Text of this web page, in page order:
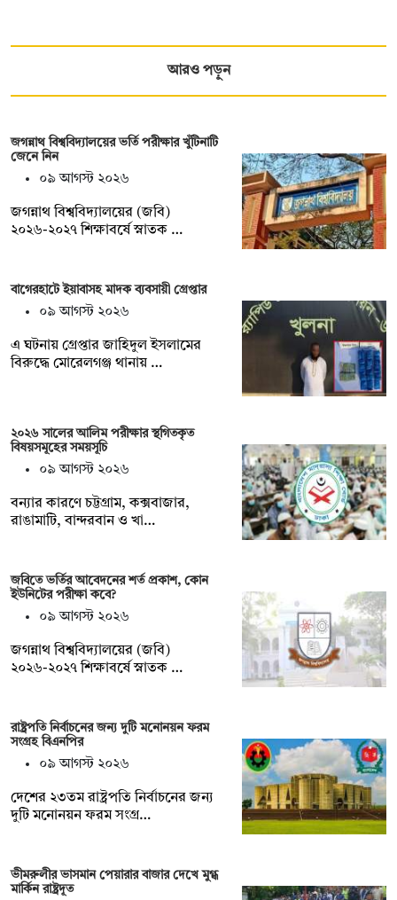
আরও পড়ুন
জগন্নাথ বিশ্ববিদ্যালয়ের ভর্তি পরীক্ষার খুঁটিনাটি
জেনে নিন
০৯ আগস্ট ২০২৬
জগন্নাথ বিশ্ববিদ্যালয়ের (জবি)
২০২৬-২০২৭ শিক্ষাবর্ষে স্নাতক …
বাগেরহাটে ইয়াবাসহ মাদক ব্যবসায়ী গ্রেপ্তার
০৯ আগস্ট ২০২৬
এ ঘটনায় গ্রেপ্তার জাহিদুল ইসলামের
বিরুদ্ধে মোরেলগঞ্জ থানায় …
২০২৬ সালের আলিম পরীক্ষার স্থগিতকৃত
বিষয়সমূহের সময়সূচি
০৯ আগস্ট ২০২৬
বন্যার কারণে চট্টগ্রাম, কক্সবাজার,
রাঙামাটি, বান্দরবান ও খা…
জবিতে ভর্তির আবেদনের শর্ত প্রকাশ, কোন
ইউনিটের পরীক্ষা কবে?
০৯ আগস্ট ২০২৬
জগন্নাথ বিশ্ববিদ্যালয়ের (জবি)
২০২৬-২০২৭ শিক্ষাবর্ষে স্নাতক …
রাষ্ট্রপতি নির্বাচনের জন্য দুটি মনোনয়ন ফরম
সংগ্রহ বিএনপির
০৯ আগস্ট ২০২৬
দেশের ২৩তম রাষ্ট্রপতি নির্বাচনের জন্য
দুটি মনোনয়ন ফরম সংগ্র…
ভীমরুলীর ভাসমান পেয়ারার বাজার দেখে মুগ্ধ
মার্কিন রাষ্ট্রদূত